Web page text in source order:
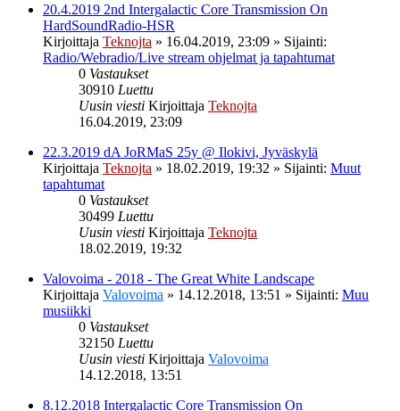
20.4.2019 2nd Intergalactic Core Transmission On
HardSoundRadio-HSR
Kirjoittaja Teknojta » 16.04.2019, 23:09 » Sijainti:
Radio/Webradio/Live stream ohjelmat ja tapahtumat
0 Vastaukset
30910 Luettu
Uusin viesti Kirjoittaja Teknojta
16.04.2019, 23:09
22.3.2019 dA JoRMaS 25y @ Ilokivi, Jyväskylä
Kirjoittaja Teknojta » 18.02.2019, 19:32 » Sijainti: Muut
tapahtumat
0 Vastaukset
30499 Luettu
Uusin viesti Kirjoittaja Teknojta
18.02.2019, 19:32
Valovoima - 2018 - The Great White Landscape
Kirjoittaja Valovoima » 14.12.2018, 13:51 » Sijainti: Muu
musiikki
0 Vastaukset
32150 Luettu
Uusin viesti Kirjoittaja Valovoima
14.12.2018, 13:51
8.12.2018 Intergalactic Core Transmission On